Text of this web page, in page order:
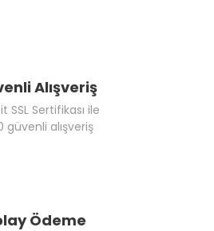
Alışveriş
SSL Sertifikası ile
güvenli alışveriş
Ödeme